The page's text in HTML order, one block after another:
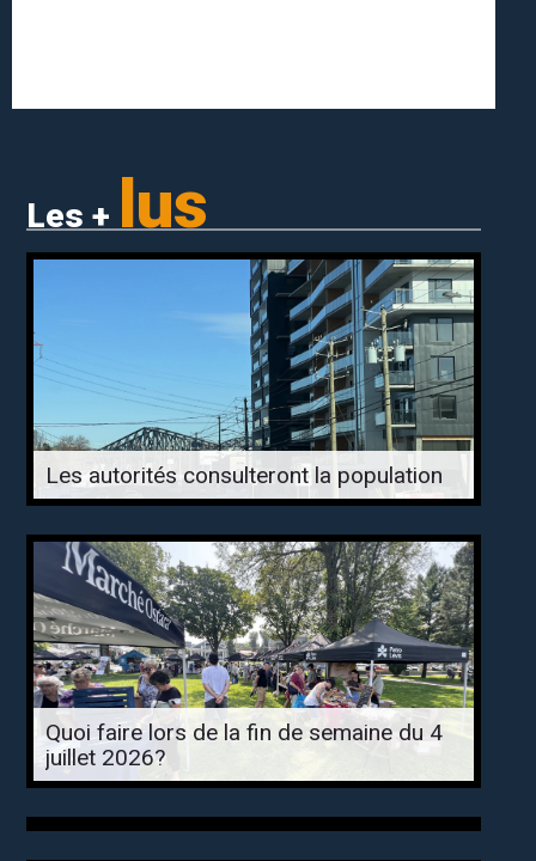
Les + lus
Les autorités consulteront la population
Quoi faire lors de la fin de semaine du 4
juillet 2026?